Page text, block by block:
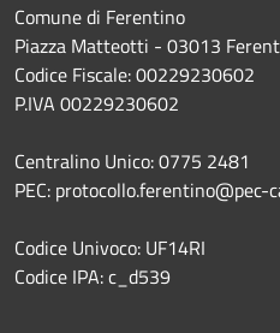
Comune di Ferentino
Piazza Matteotti - 03013
Codice Fiscale: 00229230602
P.IVA 00229230602
Centralino Unico: 0775 2481
PEC: protocollo.ferentino@pec-
Codice Univoco: UF14RI
Codice IPA: c_d539